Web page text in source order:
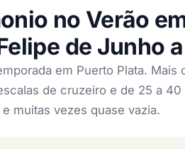
no Verão
de Junho
em Puerto Plata. Mais
de cruzeiro e de 25 a
muitas vezes quase vazia.